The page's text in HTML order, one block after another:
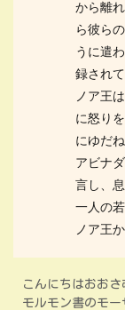
から離
ら彼ら
うに遣
録されて
ノア王
に怒り
にゆだね
アビナ
言し、息
一人の
ノア王
こんにちはおおさ
モルモン書のモ